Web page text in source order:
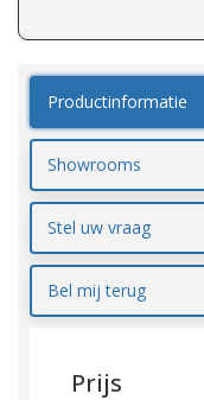
Productinformatie
Showrooms
Stel uw vraag
Bel mij terug
Prijs